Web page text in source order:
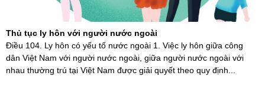
Thủ tục ly hôn với người nước ngoài
Điều 104. Ly hôn có yếu tố nước ngoài 1. Việc ly hôn giữa công
dân Việt Nam với người nước ngoài, giữa người nước ngoài với
nhau thường trú tại Việt Nam được giải quyết theo quy định...